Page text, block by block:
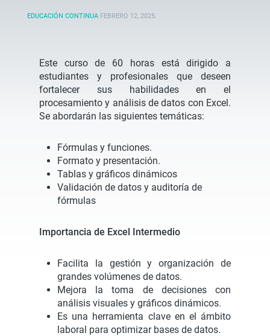
EDUCACIÓN CONTINUA FEBRERO 12, 2025.
Este curso de 60 horas está dirigido a
estudiantes y profesionales que deseen
fortalecer sus habilidades en el
procesamiento y análisis de datos con Excel.
Se abordarán las siguientes temáticas:
Fórmulas y funciones.
Formato y presentación.
Tablas y gráficos dinámicos
Validación de datos y auditoría de
fórmulas
Importancia de Excel Intermedio
Facilita la gestión y organización de
grandes volúmenes de datos.
Mejora la toma de decisiones con
análisis visuales y gráficos dinámicos.
Es una herramienta clave en el ámbito
laboral para optimizar bases de datos.